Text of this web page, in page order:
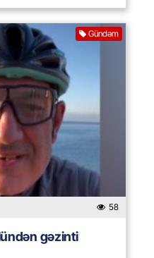
Gündəm
58
gəzinti